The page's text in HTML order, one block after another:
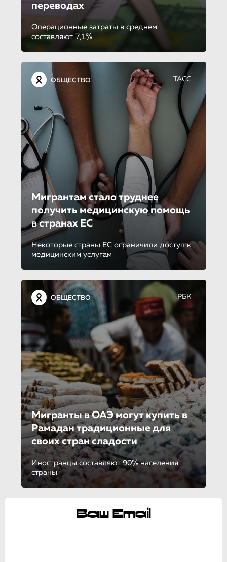
переводах
Операционные затраты в среднем
составляют 7,1%
ОБЩЕСТВО ТАСС
Мигрантам стало труднее
получить медицинскую помощь
в странах ЕС
Некоторые страны ЕС ограничили доступ к
медицинским услугам
ОБЩЕСТВО РБК
Мигранты в ОАЭ могут купить в
Рамадан традиционные для
своих стран сладости
Иностранцы составляют 90% населения
страны
Ваш Email